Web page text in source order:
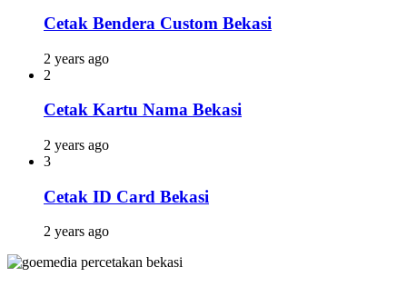
Cetak Bendera Custom Bekasi
2 years ago
2
Cetak Kartu Nama Bekasi
2 years ago
3
Cetak ID Card Bekasi
2 years ago